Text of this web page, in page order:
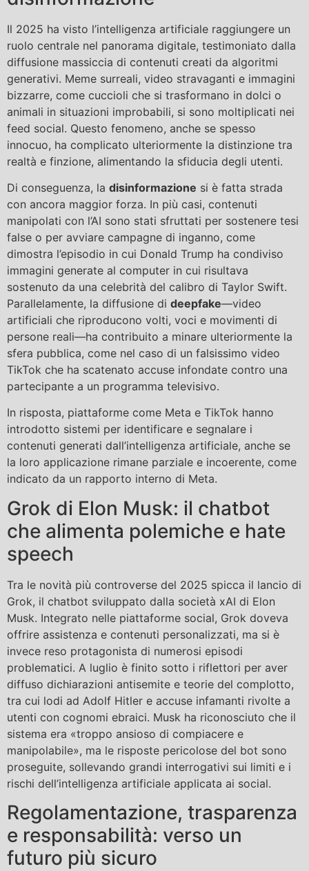
Il 2025 ha visto l’intelligenza artificiale raggiungere un
ruolo centrale nel panorama digitale, testimoniato dalla
diffusione massiccia di contenuti creati da algoritmi
generativi. Meme surreali, video stravaganti e immagini
bizzarre, come cuccioli che si trasformano in dolci o
animali in situazioni improbabili, si sono moltiplicati nei
feed social. Questo fenomeno, anche se spesso
innocuo, ha complicato ulteriormente la distinzione tra
realtà e finzione, alimentando la sfiducia degli utenti.
Di conseguenza, la disinformazione si è fatta strada
con ancora maggior forza. In più casi, contenuti
manipolati con l’AI sono stati sfruttati per sostenere tesi
false o per avviare campagne di inganno, come
dimostra l’episodio in cui Donald Trump ha condiviso
immagini generate al computer in cui risultava
sostenuto da una celebrità del calibro di Taylor Swift.
Parallelamente, la diffusione di deepfake—video
artificiali che riproducono volti, voci e movimenti di
persone reali—ha contribuito a minare ulteriormente la
sfera pubblica, come nel caso di un falsissimo video
TikTok che ha scatenato accuse infondate contro una
partecipante a un programma televisivo.
In risposta, piattaforme come Meta e TikTok hanno
introdotto sistemi per identificare e segnalare i
contenuti generati dall’intelligenza artificiale, anche se
la loro applicazione rimane parziale e incoerente, come
indicato da un rapporto interno di Meta.
Grok di Elon Musk: il chatbot
che alimenta polemiche e hate
speech
Tra le novità più controverse del 2025 spicca il lancio di
Grok, il chatbot sviluppato dalla società xAI di Elon
Musk. Integrato nelle piattaforme social, Grok doveva
offrire assistenza e contenuti personalizzati, ma si è
invece reso protagonista di numerosi episodi
problematici. A luglio è finito sotto i riflettori per aver
diffuso dichiarazioni antisemite e teorie del complotto,
tra cui lodi ad Adolf Hitler e accuse infamanti rivolte a
utenti con cognomi ebraici. Musk ha riconosciuto che il
sistema era «troppo ansioso di compiacere e
manipolabile», ma le risposte pericolose del bot sono
proseguite, sollevando grandi interrogativi sui limiti e i
rischi dell’intelligenza artificiale applicata ai social.
Regolamentazione, trasparenza
e responsabilità: verso un
futuro più sicuro